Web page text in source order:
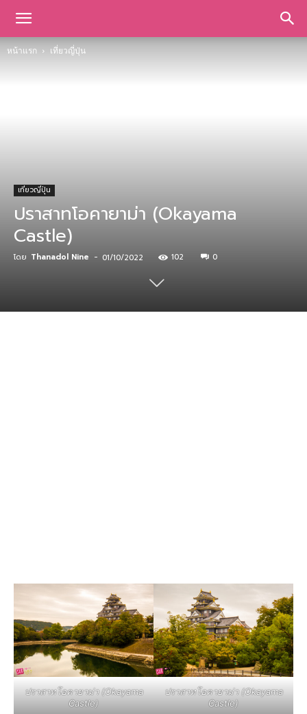
หน้าแรก เที่ยวญี่ปุ่น
เที่ยวญี่ปุ่น
ปราสาทโอคายาม่า (Okayama
Castle)
โดย Thanadol Nine - 01/10/2022 102 0
ปราสาทโอคายาม่า (Okayama
Castle)
ปราสาทโอคายาม่า (Okayama
Castle)